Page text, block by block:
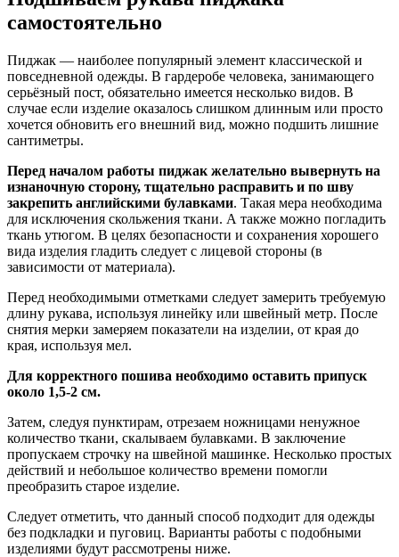
самостоятельно
Пиджак — наиболее популярный элемент классической и
повседневной одежды. В гардеробе человека, занимающего
серьёзный пост, обязательно имеется несколько видов. В
случае если изделие оказалось слишком длинным или просто
хочется обновить его внешний вид, можно подшить лишние
сантиметры.
Перед началом работы пиджак желательно вывернуть на
изнаночную сторону, тщательно расправить и по шву
закрепить английскими булавками. Такая мера необходима
для исключения скольжения ткани. А также можно погладить
ткань утюгом. В целях безопасности и сохранения хорошего
вида изделия гладить следует с лицевой стороны (в
зависимости от материала).
Перед необходимыми отметками следует замерить требуемую
длину рукава, используя линейку или швейный метр. После
снятия мерки замеряем показатели на изделии, от края до
края, используя мел.
Для корректного пошива необходимо оставить припуск
около 1,5-2 см.
Затем, следуя пунктирам, отрезаем ножницами ненужное
количество ткани, скалываем булавками. В заключение
пропускаем строчку на швейной машинке. Несколько простых
действий и небольшое количество времени помогли
преобразить старое изделие.
Следует отметить, что данный способ подходит для одежды
без подкладки и пуговиц. Варианты работы с подобными
изделиями будут рассмотрены ниже.